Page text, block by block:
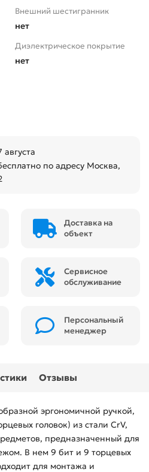
Внешний шестигранник
нет
Диэлектрическое покрытие
нет
августа
по адресу Москва,
Доставка на
объект
Сервисное
обслуживание
Персональный
менеджер
Отзывы
эргономичной ручкой,
головок) из стали CrV,
предназначенный для
В нем 9 бит и 9 торцевых
для монтажа и